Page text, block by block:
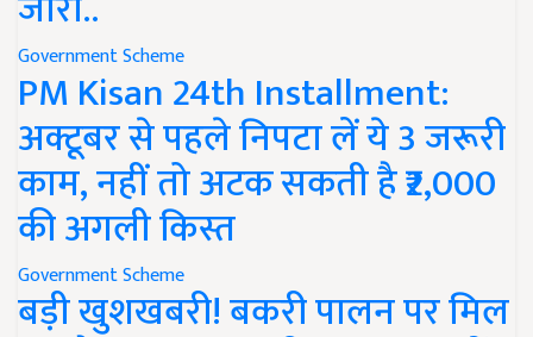
Government Scheme
PM Kisan 24th Installment:
अक्टूबर से पहले निपटा लें ये 3 जरूरी
काम, नहीं तो अटक सकती है ₹2,000
की अगली किस्त
Government Scheme
बड़ी खुशखबरी! बकरी पालन पर मिल